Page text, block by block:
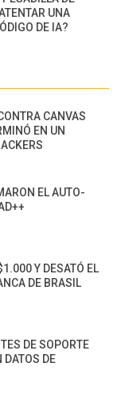
UNA
DE IA?
CANVAS
EN UN
EL AUTO-
Y DESATÓ EL
DE BRASIL
DE SOPORTE
DATOS DE